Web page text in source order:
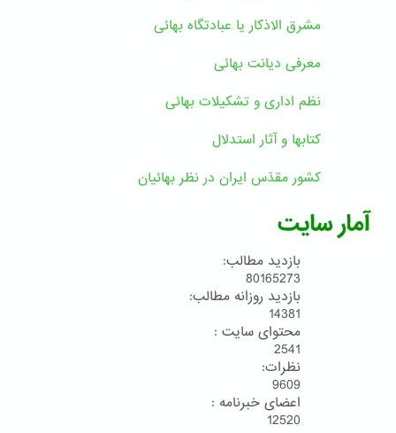
مشرق الاذکار یا عبادتگاه بهائی
معرفی دیانت بهائی
نظم اداری و تشکیلات بهائی
کتابها و آثار استدلال
کشور مقدّس ایران در نظر بهائیان
آمار سایت
بازدید مطالب:
80165273
بازدید روزانه مطالب:
14381
محتوای سایت :
2541
نظرات:
9609
اعضای خبرنامه :
12520